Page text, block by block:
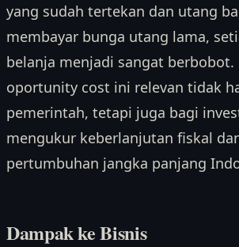
yang sudah tertekan dan utang
membayar bunga utang lama,
belanja menjadi sangat berbobot.
oportunity cost ini relevan tidak
pemerintah, tetapi juga bagi
mengukur keberlanjutan fiskal
pertumbuhan jangka panjang
Dampak ke Bisnis